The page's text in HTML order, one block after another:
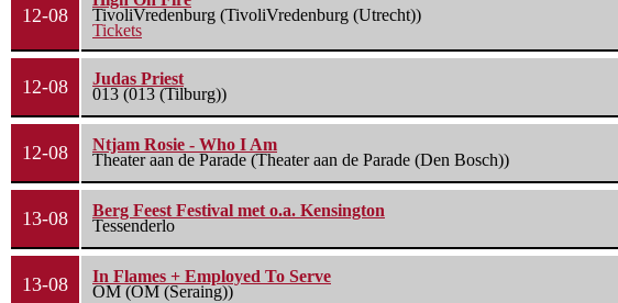
12-08
TivoliVredenburg (TivoliVredenburg (Utrecht))
Tickets
12-08
Judas Priest
013 (013 (Tilburg))
12-08
Ntjam Rosie - Who I Am
Theater aan de Parade (Theater aan de Parade (Den Bosch))
13-08
Berg Feest Festival met o.a. Kensington
Tessenderlo
13-08
In Flames + Employed To Serve
OM (OM (Seraing))